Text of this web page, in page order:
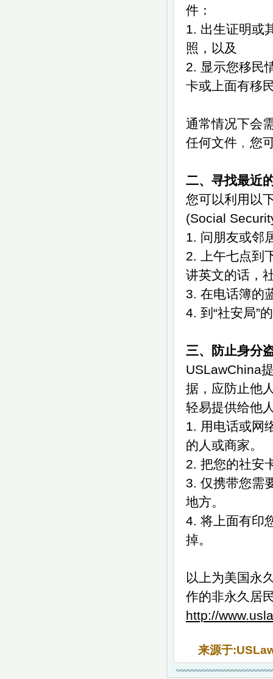
件：
1. 出生证明或
照，以及
2. 显示您移民
卡或上面有移
通常情况下会
任何文件﹐您
二、寻找最近
您可以利用以
(Social
1. 问朋友或邻
2. 上午七点到
讲英文的话，
3. 在电话簿的
4. 到“社安局”
三、防止身分
USLawChina
据，应防止他
轻易提供给他
1. 用电话或网
的人或商家。
2. 把您的社安
3. 仅携带您需
地方。
4. 将上面有印
掉。
以上为美国永
作的非永久居
http://
来源于